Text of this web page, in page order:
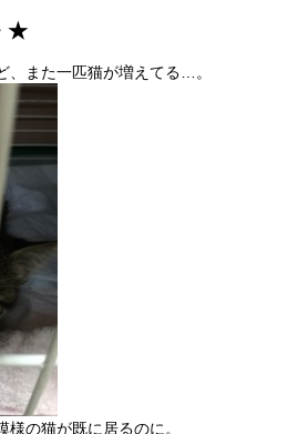
★
、また一匹猫が増えてる…。
の猫が既に居るのに。